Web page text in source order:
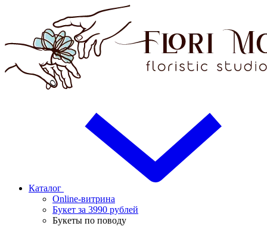
Каталог
Online-витрина
Букет за 3990 рублей
Букеты по поводу